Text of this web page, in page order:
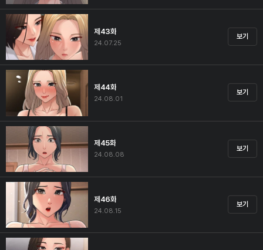
제43화
24.07.25
보기
제44화
24.08.01
보기
제45화
24.08.08
보기
제46화
24.08.15
보기